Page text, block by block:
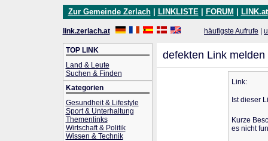
Zur Gemeinde Zerlach LINKLISTE FORUM LINK.at
link.zerlach.at häufigste Aufrufe
TOP LINK
Land & Leute
Suchen & Finden
Kategorien
Gesundheit & Lifestyle
Sport & Unterhaltung
Themenlinks
Wirtschaft & Politik
Wissen & Technik
defekten Link melden
Link:
Ist dieser
Kurze
es nicht